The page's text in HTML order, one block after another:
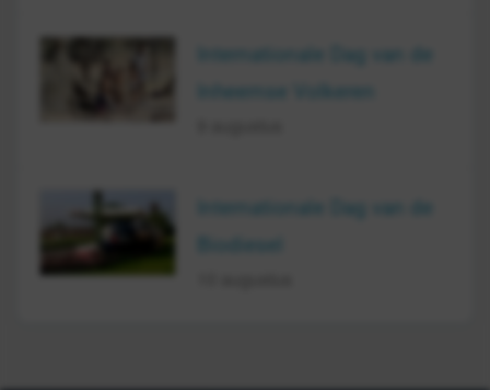
Internationale Dag van de
Internationale Dag van de